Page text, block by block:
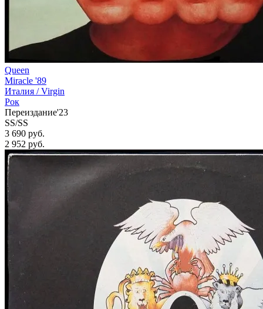
Queen
Miracle '89
Италия /Virgin
Рок
Переиздание'23
SS/SS
3 690 руб.
2 952 руб.